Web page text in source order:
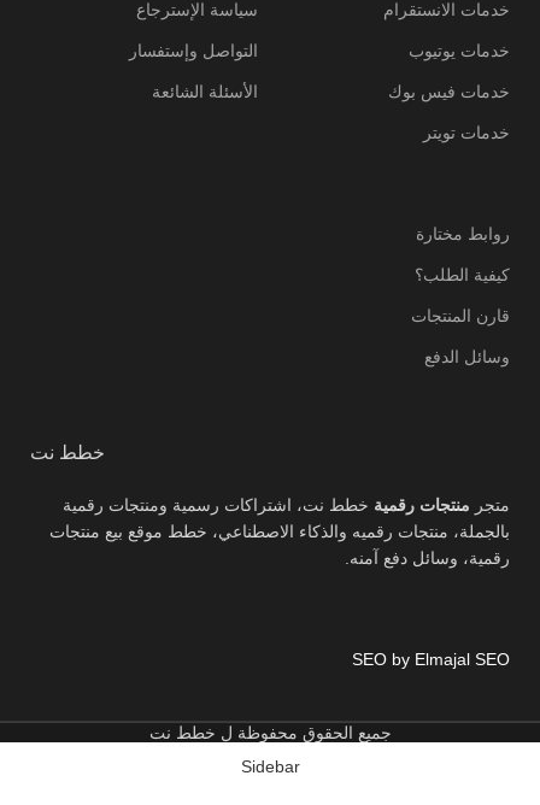
خدمات الانستقرام
خدمات يوتيوب
خدمات فيس بوك
خدمات تويتر
سياسة الإسترجاع
التواصل وإستفسار
الأسئلة الشائعة
روابط مختارة
كيفية الطلب؟
قارن المنتجات
وسائل الدفع
خطط نت
متجر منتجات رقمية خطط نت، اشتراكات رسمية ومنتجات رقمية
بالجملة، منتجات رقميه والذكاء الاصطناعي، خطط موقع بيع منتجات
رقمية، وسائل دفع آمنه.
SEO by Elmajal SEO
جميع الحقوق محفوظة ل خطط نت
Sidebar